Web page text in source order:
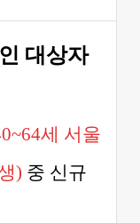
대상자
세 서울
) 중 신규